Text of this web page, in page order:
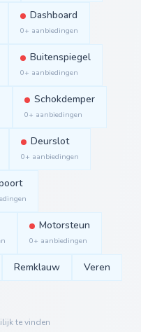
Dashboard
0+ aanbiedingen
Buitenspiegel
0+ aanbiedingen
Schokdemper
0+ aanbiedingen
Deurslot
0+ aanbiedingen
Motorsteun
0+ aanbiedingen
Remklauw
Veren
te vinden